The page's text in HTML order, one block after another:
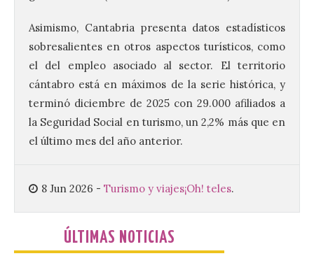
Asimismo, Cantabria presenta datos estadísticos
sobresalientes en otros aspectos turísticos, como
el del empleo asociado al sector. El territorio
cántabro está en máximos de la serie histórica, y
terminó diciembre de 2025 con 29.000 afiliados a
la Seguridad Social en turismo, un 2,2% más que en
el último mes del año anterior.
8 Jun 2026 - Turismo y viajes¡Oh! teles.
ÚLTIMAS NOTICIAS
Un Bien de Interés
desde 1949. Los
procuradores leonesistas
contacte cuanto antes con los
propietarios para exigirles medidas
inmediatas que frenen el deterioro y el
riesgo de colapso. Los procuradores de
Unión del Pueblo […]
La Universidad de León
programación del evento
del eclipse solar que
organiza con la ESA y el